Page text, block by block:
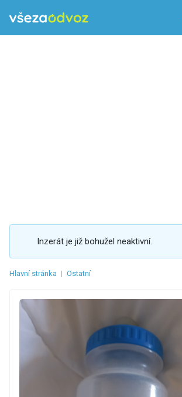
Inzerát je již bohužel neaktivní.
Hlavní stránka | Ostatní